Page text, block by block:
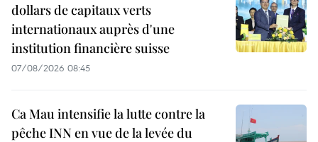
dollars de capitaux verts
internationaux auprès d'une
institution financière suisse
07/08/2026 08:45
Ca Mau intensifie la lutte contre la
pêche INN en vue de la levée du